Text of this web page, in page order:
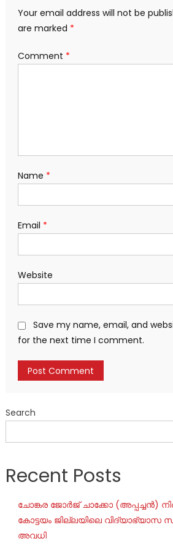
Your email address will not be
are marked *
Comment *
Name *
Email *
Website
Save my name, email, and
for the next time I comment.
Search
Recent Posts
ചോങ്കര ജോര്‍ജ് ചാക്കോ (അപ്പച്ചന്‍)
കോട്ടയം ജില്ലയിലെ വിദ്യാഭ്യാസ
അവധി